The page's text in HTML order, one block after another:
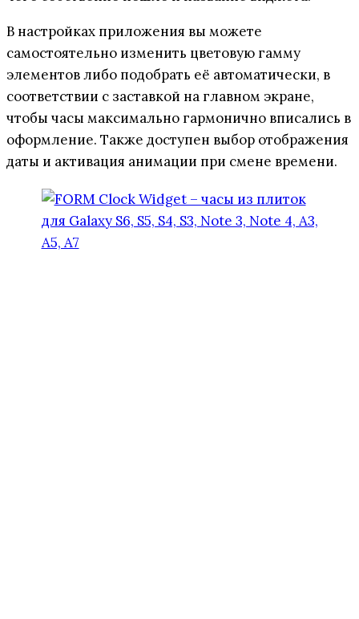
В настройках приложения вы можете
самостоятельно изменить цветовую гамму
элементов либо подобрать её автоматически, в
соответствии с заставкой на главном экране,
чтобы часы максимально гармонично вписались в
оформление. Также доступен выбор отображения
даты и активация анимации при смене времени.